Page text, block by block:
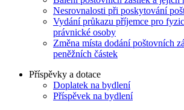
Nesrovnalosti při poskytování
Vydání průkazu příjemce pro
právnické osoby
Změna místa dodání poštovních
peněžních částek
Příspěvky a dotace
Doplatek na bydlení
Příspěvek na bydlení